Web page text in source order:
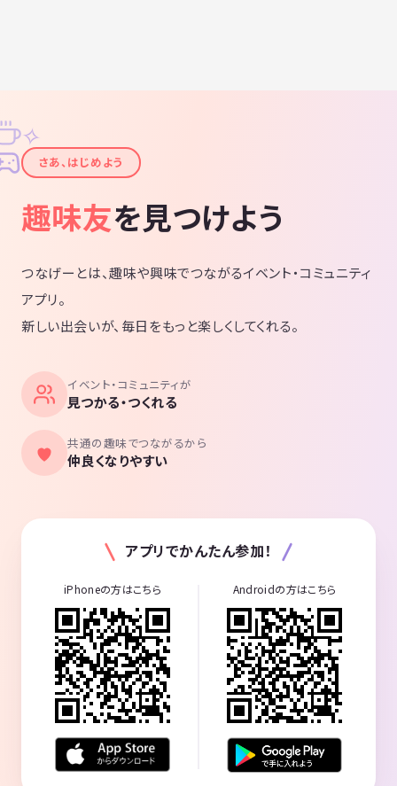
✦
✧
さあ、はじめよう
趣味友を見つけよう
つなげーとは、趣味や興味でつながるイベント・コミュニティ
アプリ。
新しい出会いが、毎日をもっと楽しくしてくれる。
イベント・コミュニティが
見つかる・つくれる
共通の趣味でつながるから
仲良くなりやすい
アプリでかんたん参加！
iPhoneの方はこちら Androidの方はこちら